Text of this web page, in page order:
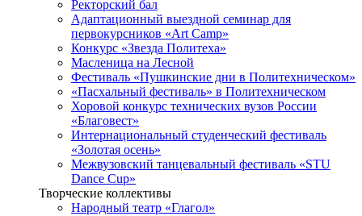
Ректорский бал
Адаптационный выездной семинар для
первокурсников «Art Camp»
Конкурс «Звезда Политеха»
Масленица на Лесной
Фестиваль «Пушкинские дни в Политехническом»
«Пасхальный фестиваль» в Политехническом
Хоровой конкурс технических вузов России
«Благовест»
Интернациональный студенческий фестиваль
«Золотая осень»
Межвузовский танцевальный фестиваль «STU
Dance Cup»
Творческие коллективы
Народный театр «Глагол»